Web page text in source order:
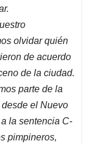
olvidar quién
de acuerdo
de la ciudad.
parte de la
el Nuevo
la sentencia C-
pimpineros,